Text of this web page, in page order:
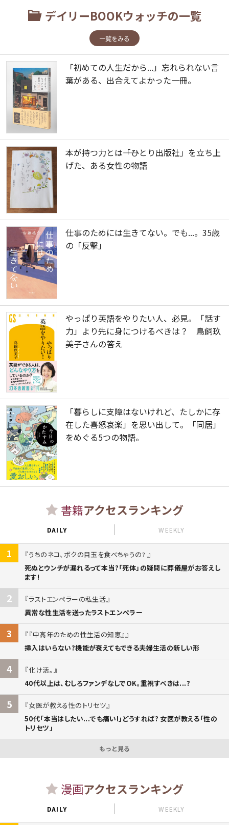
デイリーBOOKウォッチの一覧
一覧をみる
「初めての人生だから...」忘れられない言
葉がある、出合えてよかった一冊。
本が持つ力とは――「ひとり出版社」を立ち上
げた、ある女性の物語
仕事のためには生きてない。でも...。35歳
の「反撃」
やっぱり英語をやりたい人、必見。「話す
力」より先に身につけるべきは？ 鳥飼玖
美子さんの答え
「暮らしに支障はないけれど、たしかに存
在した喜怒哀楽」を思い出して。「同居」
をめぐる5つの物語。
書籍アクセスランキング
DAILY WEEKLY
1
うちのネコ、ボクの目玉を食べちゃうの?
死ぬとウンチが漏れるって本当?「死体」の疑問に葬儀屋がお答えし
ます!
2
ラストエンペラーの私生活
異常な性生活を送ったラストエンペラー
3
『中高年のための性生活の知恵』
挿入はいらない?機能が衰えてもできる夫婦生活の新しい形
4
化け活。
40代以上は、むしろファンデなしでOK。重視すべきは...?
5
女医が教える性のトリセツ
50代「本当はしたい...でも痛い!」どうすれば? 女医が教える「性の
トリセツ」
もっと見る
漫画アクセスランキング
DAILY WEEKLY